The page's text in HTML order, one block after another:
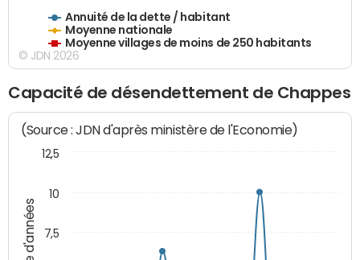
Annuité de la dette / habitant
Moyenne nationale
Moyenne villages de moins de 250 habitants
© JDN 2026
Capacité de désendettement de Chappes
(Source : JDN d'après ministère de l'Economie)
7,5
10
12,5